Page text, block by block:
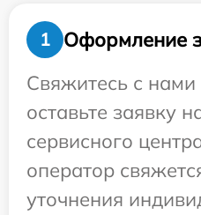
1
Оформление
Свяжитесь с
оставьте заявку
сервисного
оператор
уточнения